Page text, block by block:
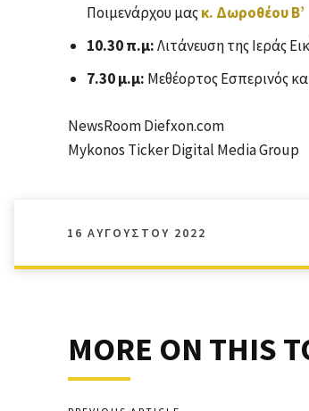
Ποιμενάρχου μαςκ. Δωροθέου Β’
10.30 π.μ:Λιτάνευση της Ιεράς
7.30 μ.μ: Μεθέορτος Εσπερινός
NewsRoom Diefxon.com
Mykonos Ticker Digital Media Group
16 ΑΥΓΟΎΣΤΟΥ 2022
MORE ON THIS